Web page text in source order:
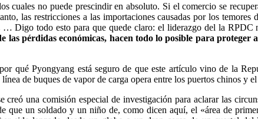
cuales no puede prescindir en absoluto. Si el comercio se
las restricciones a las importaciones causadas por los
Digo todo esto para que quede claro: el liderazgo del la RPDC
las pérdidas económicas, hacen todo lo posible para proteger
qué Pyongyang está seguro de que este artículo vino de la
línea de buques de vapor de carga opera entre los puertos chinos y
una comisión especial de investigación para aclarar las
que un soldado y un niño de, como dicen aquí, el «área de